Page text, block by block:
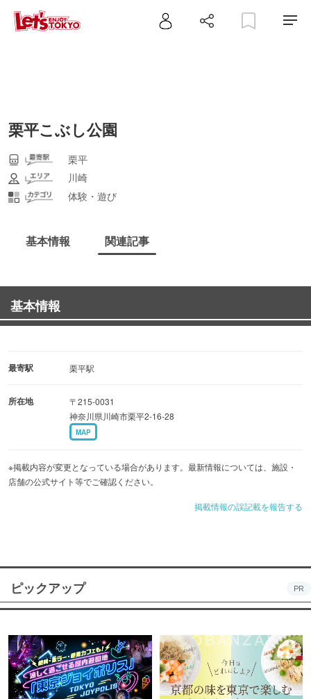
栗平こぶし公園
栗平
川崎
体験・遊び
基本情報 関連記事
基本情報
最寄駅 栗平駅
所在地
〒215-0031
神奈川県川崎市栗平2-16-28
MAP
※掲載内容が変更となっている場合があります。最新情報については、施設・
店舗の公式サイト等でご確認ください。
掲載情報の誤記載を報告する
ピックアップ PR